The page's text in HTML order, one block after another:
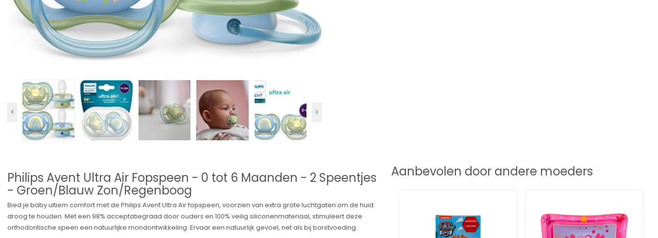
Philips Avent Ultra Air Fopspeen - 0 tot 6 Maanden - 2 Speentjes
- Groen/Blauw Zon/Regenboog
Bied je baby ultiem comfort met de Philips Avent Ultra Air fopspeen, voorzien van extra grote luchtgaten om de huid
droog te houden. Met een 98% acceptatiegraad door ouders en 100% veilig siliconenmateriaal, stimuleert deze
orthodontische speen een natuurlijke mondontwikkeling. Ervaar een natuurlijk gevoel, net als bij borstvoeding.
Aanbevolen door andere moeders